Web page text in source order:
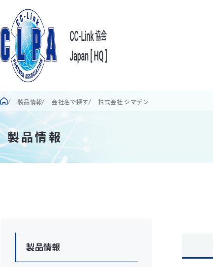
製品情報 会社名で探す 株式会社 シマデン
製品情報
製品情報